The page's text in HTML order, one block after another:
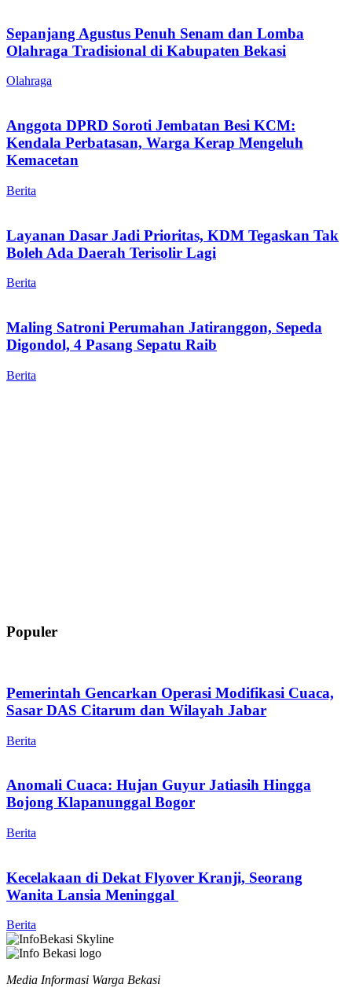
Sepanjang Agustus Penuh Senam dan Lomba
Olahraga Tradisional di Kabupaten Bekasi
Olahraga
Anggota DPRD Soroti Jembatan Besi KCM:
Kendala Perbatasan, Warga Kerap Mengeluh
Kemacetan
Berita
Layanan Dasar Jadi Prioritas, KDM Tegaskan Tak
Boleh Ada Daerah Terisolir Lagi
Berita
Maling Satroni Perumahan Jatiranggon, Sepeda
Digondol, 4 Pasang Sepatu Raib
Berita
Populer
Pemerintah Gencarkan Operasi Modifikasi Cuaca,
Sasar DAS Citarum dan Wilayah Jabar
Berita
Anomali Cuaca: Hujan Guyur Jatiasih Hingga
Bojong Klapanunggal Bogor
Berita
Kecelakaan di Dekat Flyover Kranji, Seorang
Wanita Lansia Meninggal
Berita
Media Informasi Warga Bekasi